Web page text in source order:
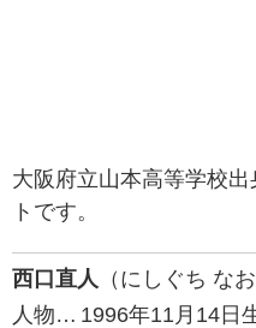
大阪府立山本高等学校
トです。
西口直人 （にしぐち なお
人物… 1996年11月14日